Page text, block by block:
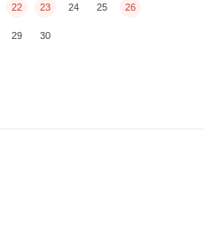
22 23 24 25 26
29 30